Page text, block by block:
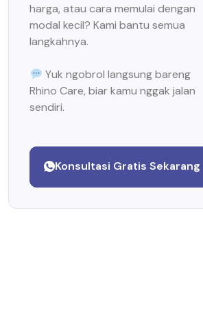
harga, atau cara memulai dengan
modal kecil? Kami bantu semua
langkahnya.
Yuk ngobrol langsung bareng
Rhino Care, biar kamu nggak jalan
sendiri.
Konsultasi Gratis Sekarang